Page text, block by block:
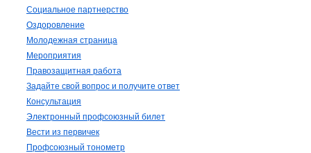
Социальное партнерство
Оздоровление
Молодежная страница
Мероприятия
Правозащитная работа
Задайте свой вопрос и получите ответ
Консультация
Электронный профсоюзный билет
Вести из первичек
Профсоюзный тонометр